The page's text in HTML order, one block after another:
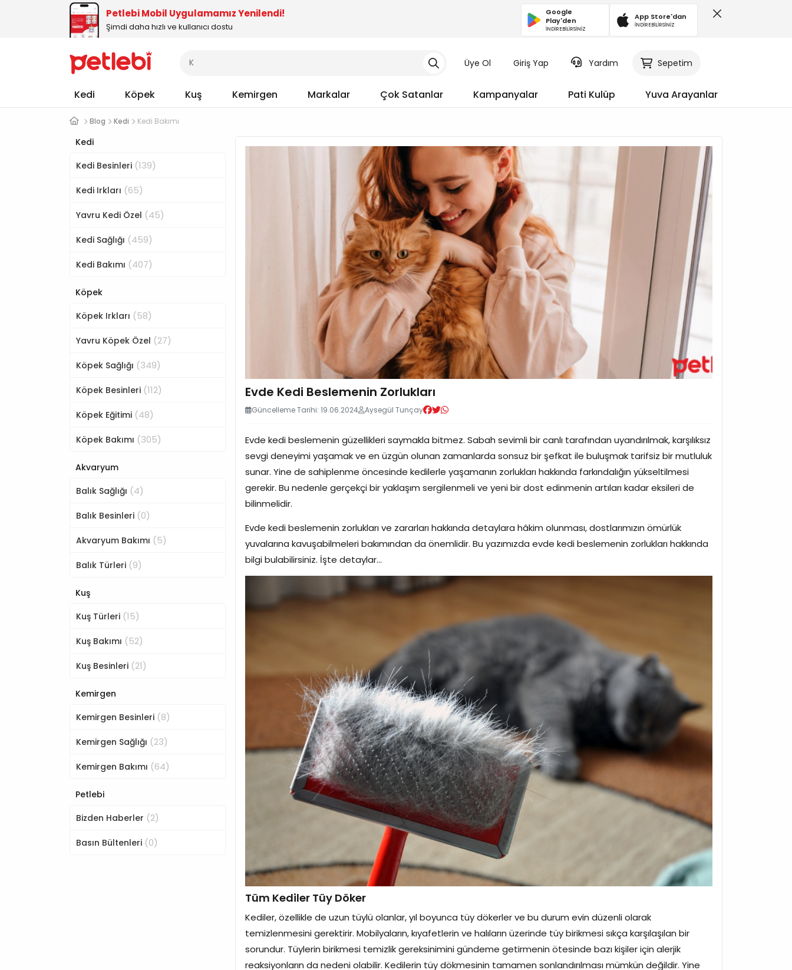
Petlebi Mobil Uygulamamız Yenilendi!
Şimdi daha hızlı ve kullanıcı dostu
Google
Play'den
İNDİREBİLİRSİNİZ
App Store'dan
İNDİREBİLİRSİNİZ
Üye Ol Giriş Yap Yardım Sepetim
Kedi Köpek Kuş Kemirgen Markalar Çok Satanlar Kampanyalar Pati Kulüp Yuva Arayanlar
Blog Kedi Kedi Bakımı
Evde Kedi Beslemenin Zorlukları
Güncelleme Tarihi: 19.06.2024 Aysegül Tunçay
Evde kedi beslemenin güzellikleri saymakla bitmez. Sabah sevimli bir canlı tarafından uyandırılmak, karşılıksız
sevgi deneyimi yaşamak ve en üzgün olunan zamanlarda sonsuz bir şefkat ile buluşmak tarifsiz bir mutluluk
sunar. Yine de sahiplenme öncesinde kedilerle yaşamanın zorlukları hakkında farkındalığın yükseltilmesi
gerekir. Bu nedenle gerçekçi bir yaklaşım sergilenmeli ve yeni bir dost edinmenin artıları kadar eksileri de
bilinmelidir.
Evde kedi beslemenin zorlukları ve zararları hakkında detaylara hâkim olunması, dostlarımızın ömürlük
yuvalarına kavuşabilmeleri bakımından da önemlidir. Bu yazımızda evde kedi beslemenin zorlukları hakkında
bilgi bulabilirsiniz. İşte detaylar…
Tüm Kediler Tüy Döker
Kediler, özellikle de uzun tüylü olanlar, yıl boyunca tüy dökerler ve bu durum evin düzenli olarak
temizlenmesini gerektirir. Mobilyaların, kıyafetlerin ve halıların üzerinde tüy birikmesi sıkça karşılaşılan bir
sorundur. Tüylerin birikmesi temizlik gereksinimini gündeme getirmenin ötesinde bazı kişiler için alerjik
reaksiyonların da nedeni olabilir. Kedilerin tüy dökmesinin tamamen sonlandırılması mümkün değildir. Yine
Kedi
Kedi Besinleri (139)
Kedi Irkları (65)
Yavru Kedi Özel (45)
Kedi Sağlığı (459)
Kedi Bakımı (407)
Köpek
Köpek Irkları (58)
Yavru Köpek Özel (27)
Köpek Sağlığı (349)
Köpek Besinleri (112)
Köpek Eğitimi (48)
Köpek Bakımı (305)
Akvaryum
Balık Sağlığı (4)
Balık Besinleri (0)
Akvaryum Bakımı (5)
Balık Türleri (9)
Kuş
Kuş Türleri (15)
Kuş Bakımı (52)
Kuş Besinleri (21)
Kemirgen
Kemirgen Besinleri (8)
Kemirgen Sağlığı (23)
Kemirgen Bakımı (64)
Petlebi
Bizden Haberler (2)
Basın Bültenleri (0)